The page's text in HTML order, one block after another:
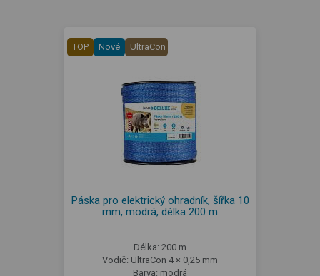
TOP Nové UltraCon
Páska pro elektrický ohradník, šířka 10
mm, modrá, délka 200 m
Délka: 200 m
Vodič: UltraCon 4 × 0,25 mm
Barva: modrá